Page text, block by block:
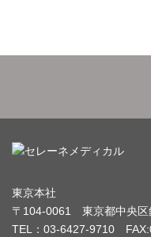
東京本社
〒104-0061 東京都中央
TEL：03-6427-9710